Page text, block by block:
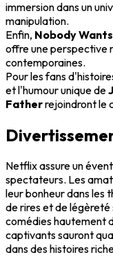
immersion dans un
manipulation.
Enfin, Nobody
offre une perspective
contemporaines.
Pour les fans
et l'humour unique de
Fatherrejoindront le
Netflix assure un
spectateurs. Les
leur bonheur dans les
de rires et de
comédies hautement
captivants sauront
dans des histoires